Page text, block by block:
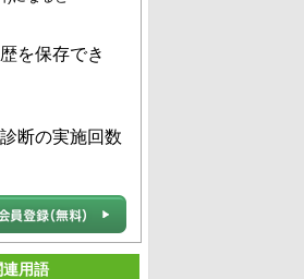
を保存でき
断の実施回数
連用語